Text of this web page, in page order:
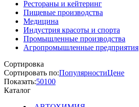
Рестораны и кейтеринг
Пищевые производства
Медицина
Индустрия красоты и спорта
Промышленные производства
Агропромышленные предприятия
Сортировка
Сортировать по:ПопулярностиЦене
Показать:50100
Каталог